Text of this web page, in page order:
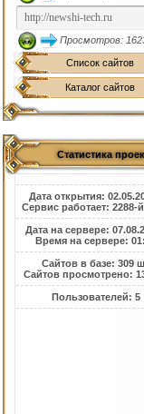
Просмотров:
Список сайтов
Каталог сайтов
Статистика
Дата открытия:
Сервис работает: 2288-
Дата на сервере:
Время на сервере:
Сайтов в базе: 309
Сайтов просмотрено:
Пользователей: 5